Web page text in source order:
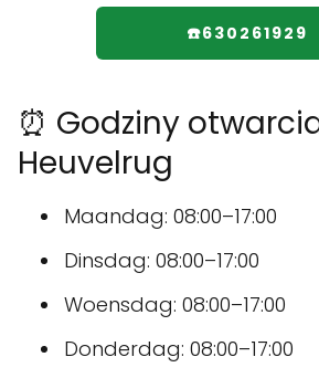
☎️630261929
⏰ Godziny
Heuvelrug
Maandag: 08:00–17:00
Dinsdag: 08:00–17:00
Woensdag: 08:00–17:00
Donderdag: 08:00–17:00